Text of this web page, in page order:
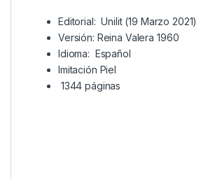
Editorial: ‎Unilit (19 Marzo 2021)
Versión: Reina Valera 1960
Idioma: ‎ Español
Imitación Piel
1344 páginas